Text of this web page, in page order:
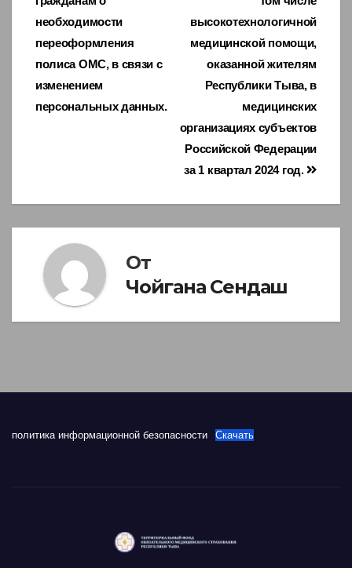
высокотехнологичной
медицинской помощи,
оказанной жителям
Республики Тыва, в
медицинских
организациях субъектов
Российской Федерации
за 1 квартал 2024 год.
необходимости
переоформления
полиса ОМС, в связи с
изменением
персональных данных.
От
Чойгана Сендаш
политика информационной безопасности Скачать